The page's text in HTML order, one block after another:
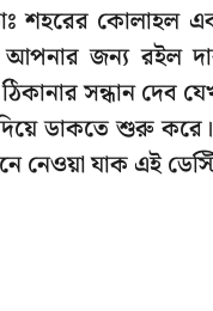
শহরের কোলাহল
আপনার জন্য রইল
সন্ধান দেব
ডাকতে শুরু
নেওয়া যাক এই